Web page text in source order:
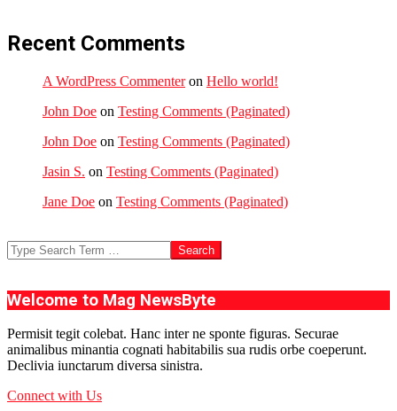
Recent Comments
A WordPress Commenteron Hello world!
John Doe on Testing Comments (Paginated)
John Doe on Testing Comments (Paginated)
Jasin S. on Testing Comments (Paginated)
Jane Doe on Testing Comments (Paginated)
Search
Welcome to Mag NewsByte
Permisit tegit colebat. Hanc inter ne sponte figuras. Securae
animalibus minantia cognati habitabilis sua rudis orbe coeperunt.
Declivia iunctarum diversa sinistra.
Connect with Us